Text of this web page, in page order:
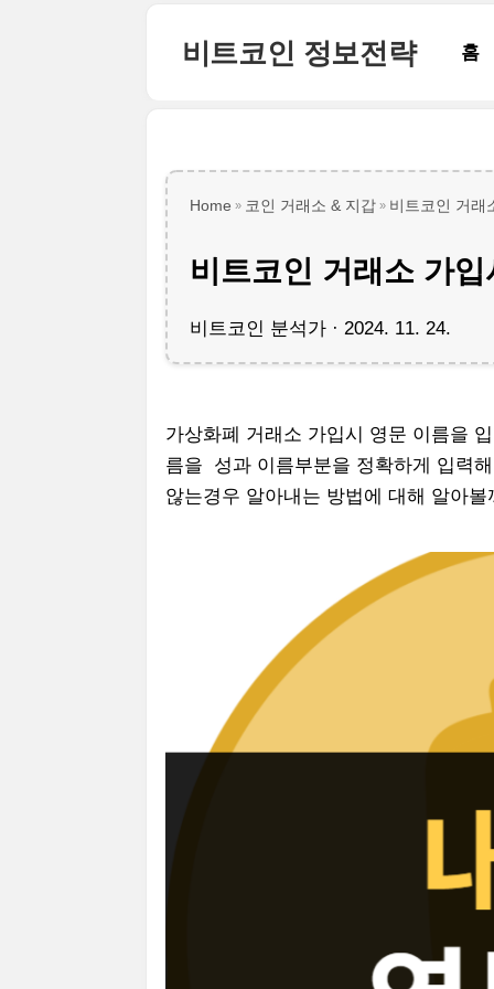
비트코인 정보전략 홈
Home 코인 거래소 & 지갑 비트코인 거래
비트코인 거래소 가
비트코인 분석가 2024. 11. 24.
가상화폐 거래소 가입시 영문 이름을
름을 성과 이름부분을 정확하게 입력
않는경우 알아내는 방법에 대해 알아볼